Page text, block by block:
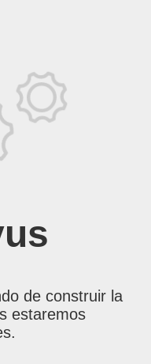
de construir la
estaremos